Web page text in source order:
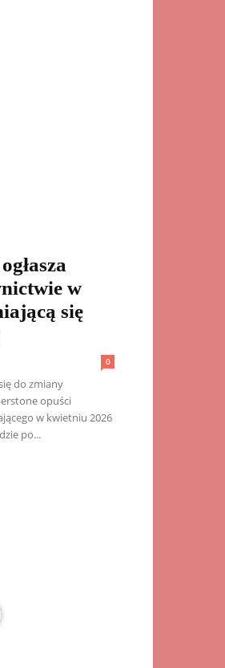
w
się
0
do zmiany
opuści
w kwietniu 2026
po...